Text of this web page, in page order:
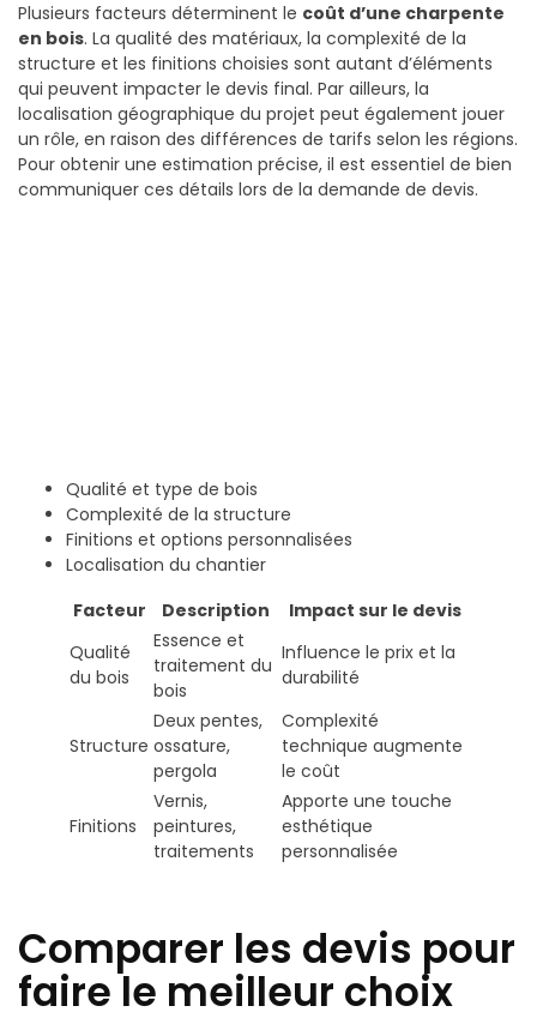
Plusieurs facteurs déterminent le coût d’une charpente
en bois. La qualité des matériaux, la complexité de la
structure et les finitions choisies sont autant d’éléments
qui peuvent impacter le devis final. Par ailleurs, la
localisation géographique du projet peut également jouer
un rôle, en raison des différences de tarifs selon les régions.
Pour obtenir une estimation précise, il est essentiel de bien
communiquer ces détails lors de la demande de devis.
Qualité et type de bois
Complexité de la structure
Finitions et options personnalisées
Localisation du chantier
Facteur
Description
Impact sur le devis
Qualité
du bois
Essence et
traitement du
bois
Influence le prix et la
durabilité
Structure
Deux pentes,
ossature,
pergola
Complexité
technique augmente
le coût
Finitions
Vernis,
peintures,
traitements
Apporte une touche
esthétique
personnalisée
Comparer les devis pour
faire le meilleur choix